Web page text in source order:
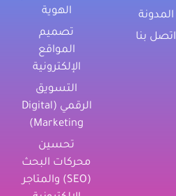
المدونة
اتصل بنا
الهوية
تصميم
المواقع
الإلكترونية
التسويق
الرقمي (Digital
Marketing)
تحسين
محركات البحث
(SEO) والمتاجر